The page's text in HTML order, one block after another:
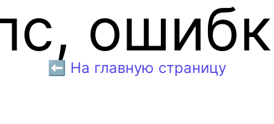
⬅️ На главную страницу